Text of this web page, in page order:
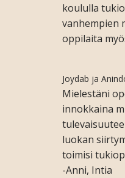
koululla
vanhempien
oppilaita
Joydab ja
Mielestäni
innokkaina
luokan
toimisi
-Anni, Intia